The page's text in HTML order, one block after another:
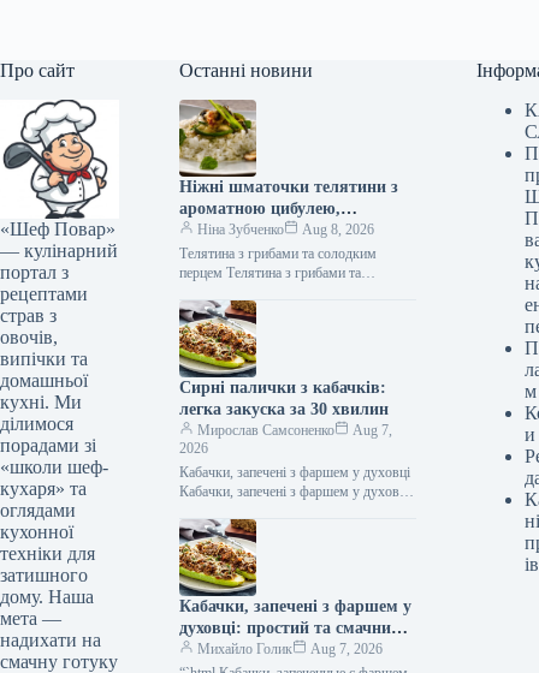
Про сайт
«Шеф Повар»
— кулінарний
портал з
рецептами
страв з
овочів,
випічки та
домашньої
кухні. Ми
ділимося
порадами зі
«школи шеф-
кухаря» та
оглядами
кухонної
техніки для
затишного
дому. Наша
мета —
надихати на
смачну готуку
Останні новини
Ніжні шматочки телятини з
ароматною цибулею,
соковитими грибами та
солодким болгарським
перцем: швидкий рецепт за
Ніна Зубченко
Aug 8, 2026
Телятина з грибами та солодким
перцем Телятина з грибами та
Телятина з печерицями та болгарським
перцем…
Сирні палички з кабачків:
легка закуска за 30 хвилин
Мирослав Самсоненко
Aug 7,
2026
Кабачки, запечені з фаршем у духовці
Кабачки, запечені з фаршем у духовці
«Гастроном») Кабачки, запечені з…
Кабачки, запечені з фаршем у
духовці: простий та смачний
рецепт
Михайло Голик
Aug 7, 2026
м
и
ів